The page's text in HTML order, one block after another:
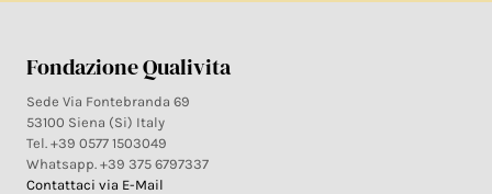
Fondazione Qualivita
Sede Via Fontebranda 69
53100 Siena (Si) Italy
Tel. +39 0577 1503049
Whatsapp. +39 375 6797337
Contattaci via E-Mail